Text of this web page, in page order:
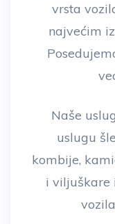
vrsta
najvećim
Naše
uslugu
kombije,
i viljuškare